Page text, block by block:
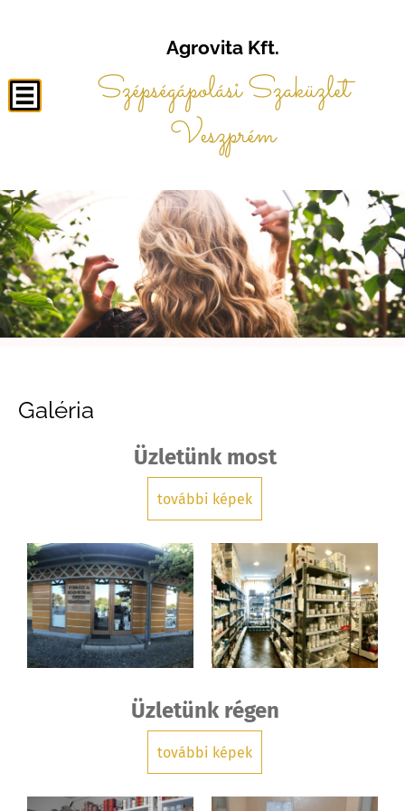
Agrovita Kft.
Szépségápolási Szaküzlet
Veszprém
Galéria
Üzletünk most
további képek
Üzletünk régen
további képek